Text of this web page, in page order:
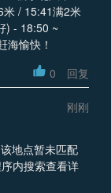
/ 15:41满2米
) - 18:50 ~
海愉快！
0 回复
刚刚
地点暂未匹配
内搜索查看详